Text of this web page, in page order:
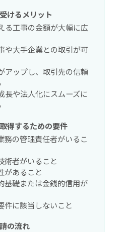
けるメリット
る工事の金額が大幅に広
や大手企業との取引が可
アップし、取引先の信頼
長や法人化にスムーズに
得するための要件
務の管理責任者がいるこ
術者がいること
があること
基礎または金銭的信用が
件に該当しないこと
の流れ